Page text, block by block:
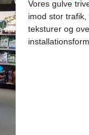
Vores gulve
imod stor
teksturer og